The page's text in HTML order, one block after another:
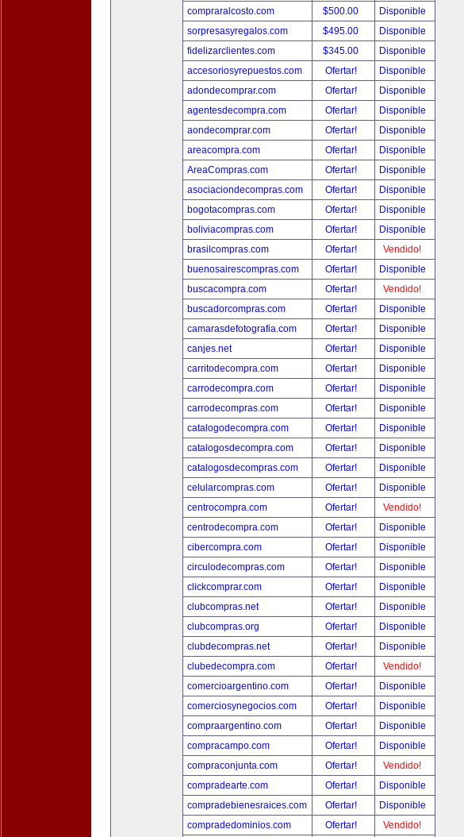
compraralcosto.com
$500.00
Disponible
sorpresasyregalos.com
$495.00
Disponible
fidelizarclientes.com
$345.00
Disponible
accesoriosyrepuestos.com
Ofertar!
Disponible
adondecomprar.com
Ofertar!
Disponible
agentesdecompra.com
Ofertar!
Disponible
aondecomprar.com
Ofertar!
Disponible
areacompra.com
Ofertar!
Disponible
AreaCompras.com
Ofertar!
Disponible
asociaciondecompras.com
Ofertar!
Disponible
bogotacompras.com
Ofertar!
Disponible
boliviacompras.com
Ofertar!
Disponible
brasilcompras.com
Ofertar!
Vendido!
buenosairescompras.com
Ofertar!
Disponible
buscacompra.com
Ofertar!
Vendido!
buscadorcompras.com
Ofertar!
Disponible
camarasdefotografia.com
Ofertar!
Disponible
canjes.net
Ofertar!
Disponible
carritodecompra.com
Ofertar!
Disponible
carrodecompra.com
Ofertar!
Disponible
carrodecompras.com
Ofertar!
Disponible
catalogodecompra.com
Ofertar!
Disponible
catalogosdecompra.com
Ofertar!
Disponible
catalogosdecompras.com
Ofertar!
Disponible
celularcompras.com
Ofertar!
Disponible
centrocompra.com
Ofertar!
Vendido!
centrodecompra.com
Ofertar!
Disponible
cibercompra.com
Ofertar!
Disponible
circulodecompras.com
Ofertar!
Disponible
clickcomprar.com
Ofertar!
Disponible
clubcompras.net
Ofertar!
Disponible
clubcompras.org
Ofertar!
Disponible
clubdecompras.net
Ofertar!
Disponible
clubedecompra.com
Ofertar!
Vendido!
comercioargentino.com
Ofertar!
Disponible
comerciosynegocios.com
Ofertar!
Disponible
compraargentino.com
Ofertar!
Disponible
compracampo.com
Ofertar!
Disponible
compraconjunta.com
Ofertar!
Vendido!
compradearte.com
Ofertar!
Disponible
compradebienesraices.com
Ofertar!
Disponible
compradedominios.com
Ofertar! Vendido!